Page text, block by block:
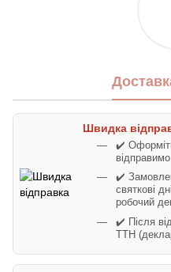
Швидка
✔️
✔️
святкові
робочий
✔️ Після
ТТН